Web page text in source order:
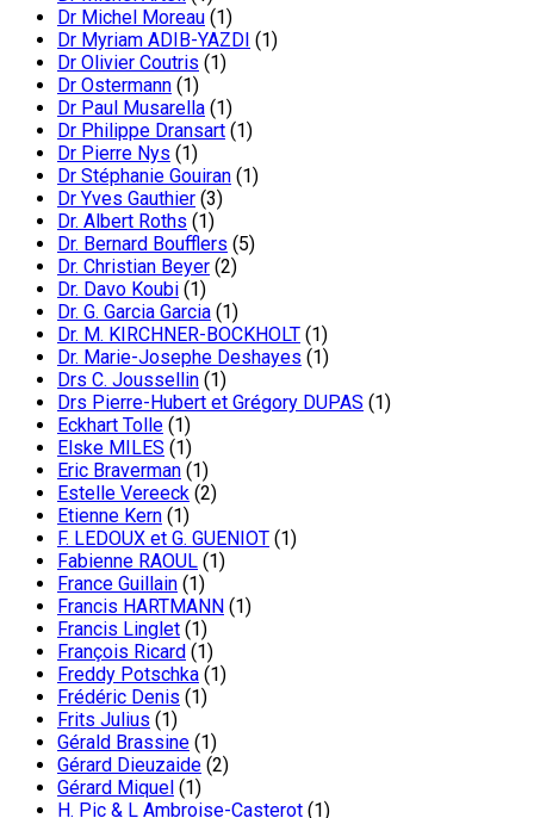
Dr Michel Moreau (1)
Dr Myriam ADIB-YAZDI (1)
Dr Olivier Coutris (1)
Dr Ostermann (1)
Dr Paul Musarella (1)
Dr Philippe Dransart (1)
Dr Pierre Nys (1)
Dr Stéphanie Gouiran (1)
Dr Yves Gauthier (3)
Dr. Albert Roths (1)
Dr. Bernard Boufflers (5)
Dr. Christian Beyer (2)
Dr. Davo Koubi (1)
Dr. G. Garcia Garcia (1)
Dr. M. KIRCHNER-BOCKHOLT (1)
Dr. Marie-Josephe Deshayes (1)
Drs C. Joussellin (1)
Drs Pierre-Hubert et Grégory DUPAS (1)
Eckhart Tolle (1)
Elske MILES (1)
Eric Braverman (1)
Estelle Vereeck (2)
Etienne Kern (1)
F. LEDOUX et G. GUENIOT (1)
Fabienne RAOUL (1)
France Guillain (1)
Francis HARTMANN (1)
Francis Linglet (1)
François Ricard (1)
Freddy Potschka (1)
Frédéric Denis (1)
Frits Julius (1)
Gérald Brassine (1)
Gérard Dieuzaide (2)
Gérard Miquel (1)
H. Pic & L Ambroise-Casterot (1)